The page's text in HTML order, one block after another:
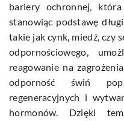
bariery ochronnej,
stanowiąc podstawę
takie jak cynk, miedź, czy
odpornościowego,
reagowanie na
odporność świń
regeneracyjnych i
hormonów. Dzięki